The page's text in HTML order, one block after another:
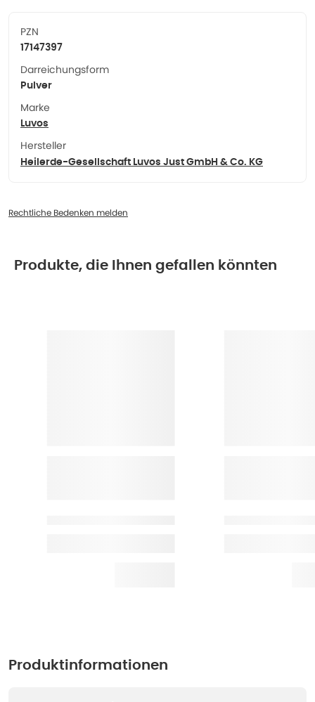
PZN
17147397
Darreichungsform
Pulver
Marke
Luvos
Hersteller
Heilerde-Gesellschaft Luvos Just GmbH & Co. KG
Rechtliche Bedenken melden
Produkte, die Ihnen gefallen könnten
Produktinformationen